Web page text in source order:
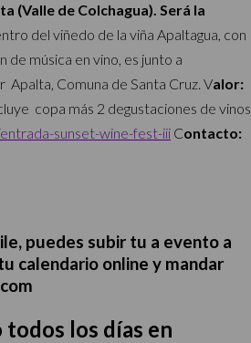
(Valle de Colchagua). Será la
del viñedo de la viña Apaltagua, con
música en vino, es junto a
Apalta, Comuna de Santa Cruz. Valor:
copa más 2 degustaciones de vinos
sunset-wine-fest-iii Contacto:
puedes subir tu a evento a
calendario online y mandar
todos los días en